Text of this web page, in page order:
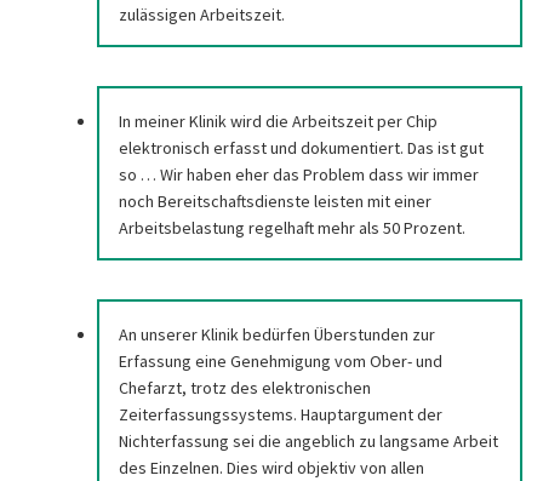
zulässigen Arbeitszeit.
In meiner Klinik wird die Arbeitszeit per Chip
elektronisch erfasst und dokumentiert. Das ist gut
so … Wir haben eher das Problem dass wir immer
noch Bereitschaftsdienste leisten mit einer
Arbeitsbelastung regelhaft mehr als 50 Prozent.
An unserer Klinik bedürfen Überstunden zur
Erfassung eine Genehmigung vom Ober- und
Chefarzt, trotz des elektronischen
Zeiterfassungssystems. Hauptargument der
Nichterfassung sei die angeblich zu langsame Arbeit
des Einzelnen. Dies wird objektiv von allen